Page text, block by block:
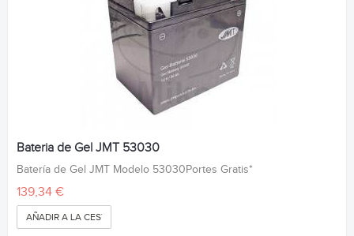
Bateria de Gel JMT 53030
Batería de Gel JMT Modelo 53030Portes Gratis*
139,34 €
AÑADIR A LA CESTA